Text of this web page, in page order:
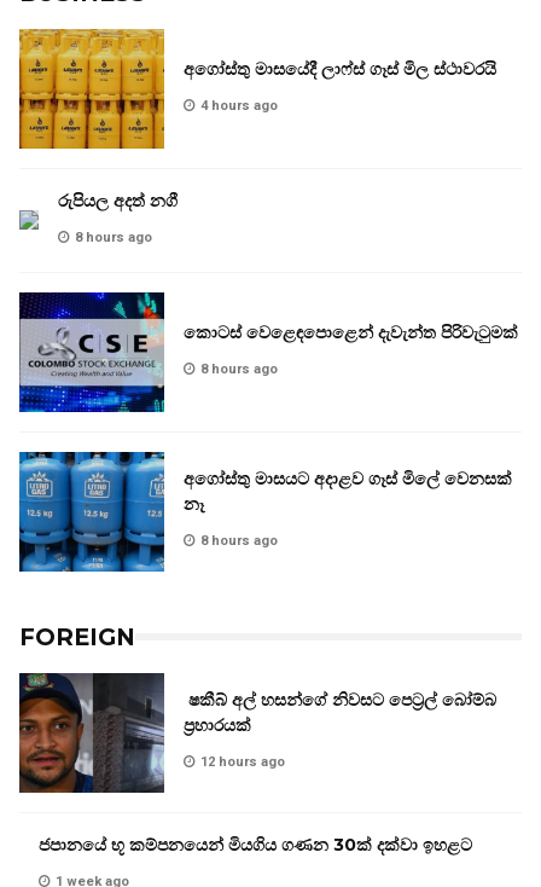
අගෝස්තු මාසයේදී ලාෆ්ස් ගෑස් මිල ස්ථාවරයි
4 hours ago
රුපියල අදත් නගී
8 hours ago
කොටස් වෙළෙඳපොළෙන් දැවැන්ත පිරිවැටුමක්
8 hours ago
අගෝස්තු මාසයට අදාළව ගෑස් මිලේ වෙනසක්
නෑ
8 hours ago
FOREIGN
ෂකීබ් අල් හසන්ගේ නිවසට පෙට්‍රල් බෝම්බ
ප්‍රහාරයක්
12 hours ago
ජපානයේ භූ කම්පනයෙන් මියගිය ගණන 30ක් දක්වා ඉහළට
1 week ago